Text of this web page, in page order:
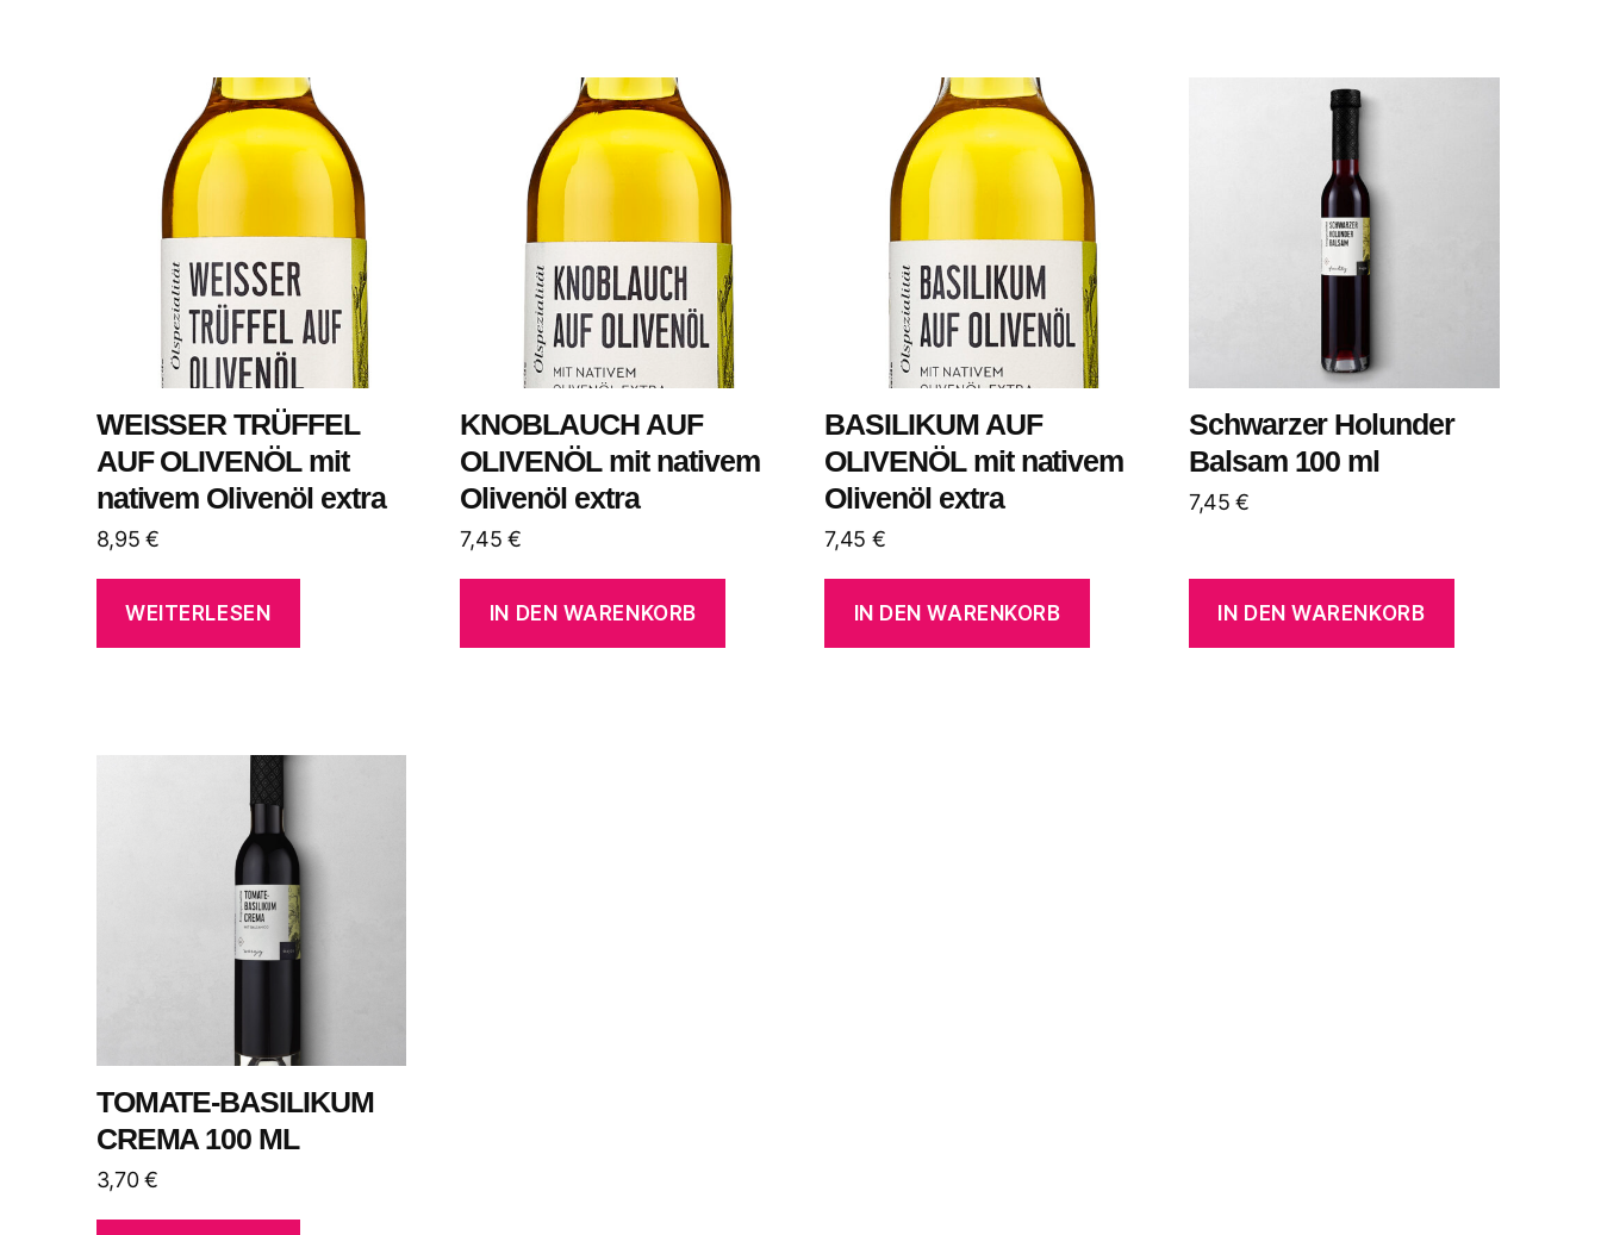
WEISSER TRÜFFEL
AUF OLIVENÖL mit
nativem Olivenöl extra
8,95€
WEITERLESEN
KNOBLAUCH AUF
OLIVENÖL mit nativem
Olivenöl extra
7,45 €
IN DEN WARENKORB
BASILIKUM AUF
OLIVENÖL mit nativem
Olivenöl extra
7,45 €
IN DEN WARENKORB
Schwarzer Holunder
Balsam 100 ml
7,45€
IN DEN WARENKORB
TOMATE-BASILIKUM
CREMA 100 ML
3,70€